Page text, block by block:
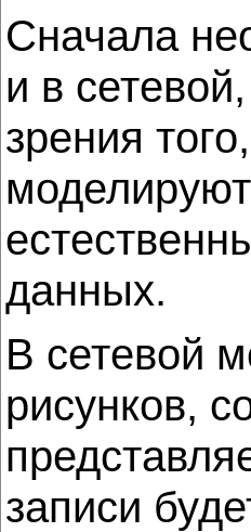
Сначала
и в
зрения
данных.
В сетевой
рисунков,
записи